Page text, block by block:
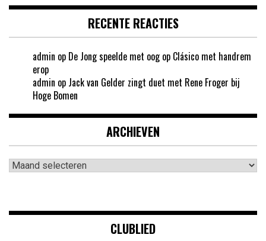
RECENTE REACTIES
admin op De Jong speelde met oog op Clásico met handrem
erop
admin op Jack van Gelder zingt duet met Rene Froger bij
Hoge Bomen
ARCHIEVEN
Archieven
CLUBLIED